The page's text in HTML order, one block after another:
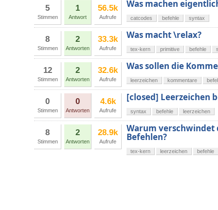
5
Stimmen
1
Antwort
56.5k
Aufrufe
Was machen
catcodes befehle syntax
8
Stimmen
2
Antworten
33.3k
Aufrufe
Was macht \relax?
tex-kern primitive befehle
12
Stimmen
2
Antworten
32.6k
Aufrufe
Was sollen die
leerzeichen kommentare
0
Stimmen
0
Antworten
4.6k
Aufrufe
[closed] Leerzeichen
syntax befehle leerzeichen
8
Stimmen
2
Antworten
28.9k
Aufrufe
Warum verschwindet
Befehlen?
tex-kern leerzeichen befehle